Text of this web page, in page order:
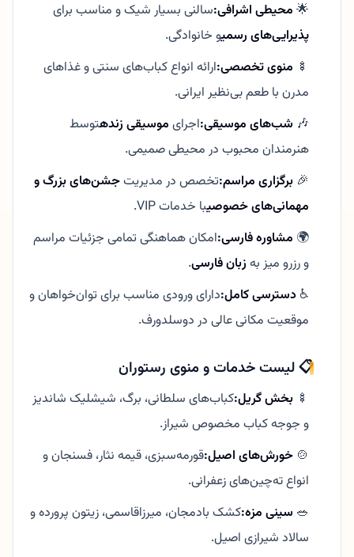
🌟 محیطی اشرافی:سالنی بسیار شیک و مناسب برای
پذیرایی‌های رسمیو خانوادگی.
🍢 منوی تخصصی:ارائه انواع کباب‌های سنتی و غذاهای
مدرن با طعم بی‌نظیر ایرانی.
🎶 شب‌های موسیقی:اجرای موسیقی زندهتوسط
هنرمندان محبوب در محیطی صمیمی.
🎉 برگزاری مراسم:تخصص در مدیریتجشن‌های بزرگ و
مهمانی‌های خصوصیبا خدمات VIP.
🌍 مشاوره فارسی:امکان هماهنگی تمامی جزئیات مراسم
و رزرو میز به زبان فارسی.
♿ دسترسی کامل:دارای ورودی مناسب برای توان‌خواهان و
موقعیت مکانی عالی در دوسلدورف.
📋 لیست خدمات و منوی رستوران
🍢 بخش گریل:کباب‌های سلطانی، برگ، شیشلیک شاندیز
و جوجه کباب مخصوص شیراز.
🍲 خورش‌های اصیل:قورمه‌سبزی، قیمه نثار، فسنجان و
انواع ته‌چین‌های زعفرانی.
🥗 سینی مزه:کشک بادمجان، میرزاقاسمی، زیتون پرورده و
سالاد شیرازی اصیل.